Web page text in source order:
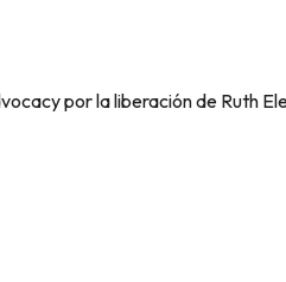
por la liberación de Ruth